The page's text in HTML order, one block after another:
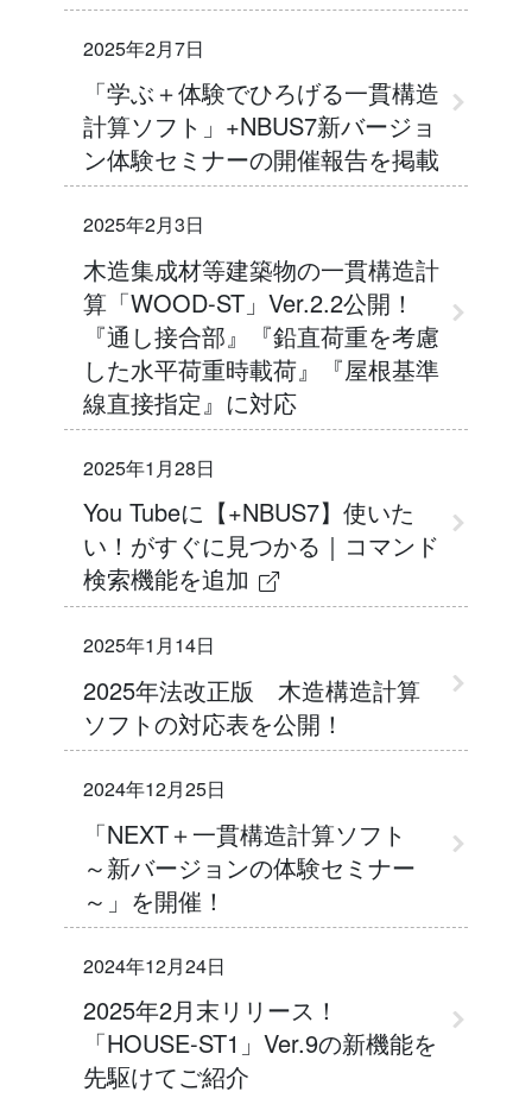
2025年2月7日
「学ぶ＋体験でひろげる一貫構造
計算ソフト」+NBUS7新バージョ
ン体験セミナーの開催報告を掲載
2025年2月3日
木造集成材等建築物の一貫構造計
算「WOOD-ST」Ver.2.2公開！
『通し接合部』『鉛直荷重を考慮
した水平荷重時載荷』『屋根基準
線直接指定』に対応
2025年1月28日
You Tubeに【+NBUS7】使いた
い！がすぐに見つかる｜コマンド
検索機能を追加
2025年1月14日
2025年法改正版 木造構造計算
ソフトの対応表を公開！
2024年12月25日
「NEXT＋一貫構造計算ソフト
～新バージョンの体験セミナー
～」を開催！
2024年12月24日
2025年2月末リリース！
「HOUSE-ST1」Ver.9の新機能を
先駆けてご紹介